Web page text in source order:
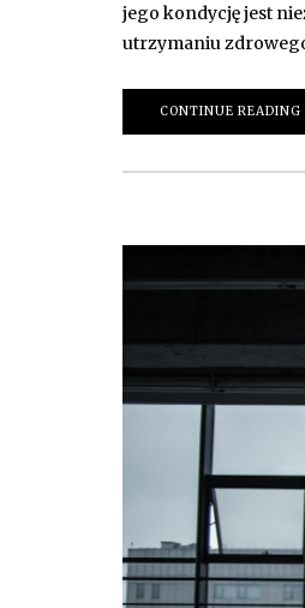
jego kondycję jest
utrzymaniu
CONTINUE READING